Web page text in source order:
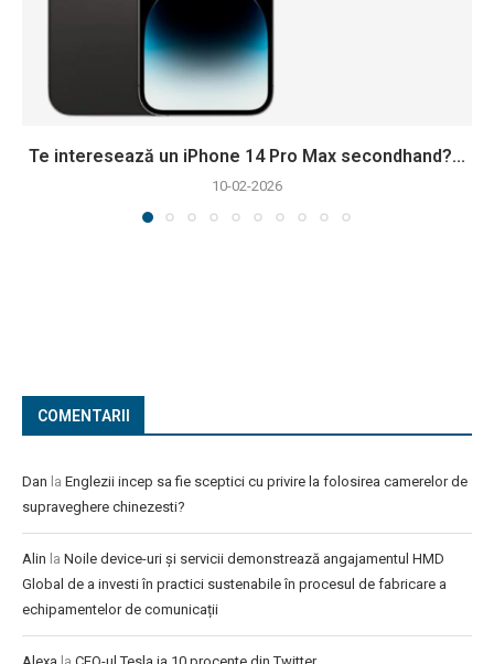
Te interesează un iPhone 14 Pro Max secondhand?...
10-02-2026
COMENTARII
Dan la Englezii incep sa fie sceptici cu privire la folosirea camerelor de
supraveghere chinezesti?
Alin la Noile device-uri și servicii demonstrează angajamentul HMD
Global de a investi în practici sustenabile în procesul de fabricare a
echipamentelor de comunicații